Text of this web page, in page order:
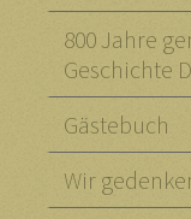
800 Jahre
Geschichte
Gästebuch
Wir